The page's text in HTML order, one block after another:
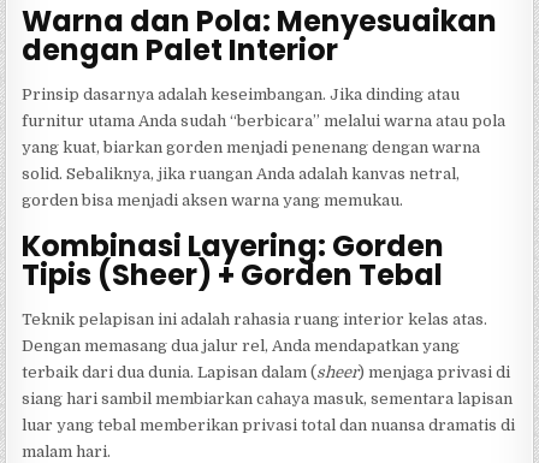
Warna dan Pola: Menyesuaikan
dengan Palet Interior
Prinsip dasarnya adalah keseimbangan. Jika dinding atau
furnitur utama Anda sudah “berbicara” melalui warna atau pola
yang kuat, biarkan gorden menjadi penenang dengan warna
solid. Sebaliknya, jika ruangan Anda adalah kanvas netral,
gorden bisa menjadi aksen warna yang memukau.
Kombinasi Layering: Gorden
Tipis (Sheer) + Gorden Tebal
Teknik pelapisan ini adalah rahasia ruang interior kelas atas.
Dengan memasang dua jalur rel, Anda mendapatkan yang
terbaik dari dua dunia. Lapisan dalam (sheer) menjaga privasi di
siang hari sambil membiarkan cahaya masuk, sementara lapisan
luar yang tebal memberikan privasi total dan nuansa dramatis di
malam hari.